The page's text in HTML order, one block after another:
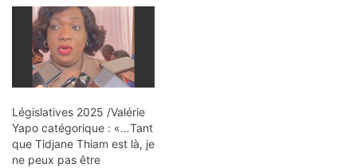
Législatives 2025 /Valérie
Yapo catégorique : «…Tant
que Tidjane Thiam est là, je
ne peux pas être